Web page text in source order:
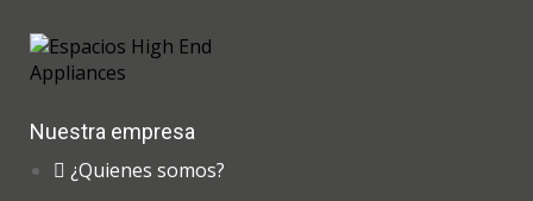
Nuestra empresa
¿Quienes somos?